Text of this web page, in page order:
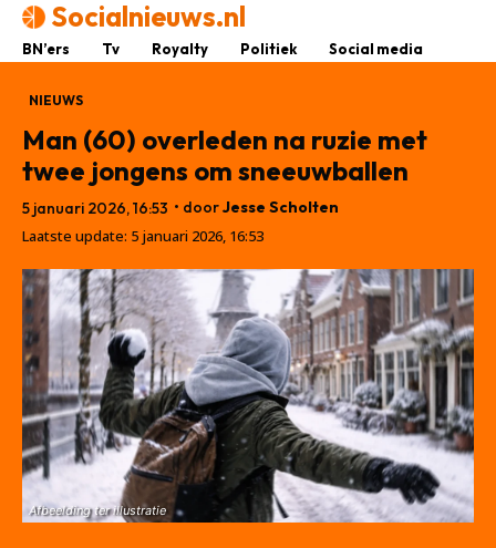
Socialnieuws.nl
BN’ers Tv Royalty Politiek Social media
NIEUWS
Man (60) overleden na ruzie met
twee jongens om sneeuwballen
5 januari 2026, 16:53 • doorJesse Scholten
Laatste update: 5 januari 2026, 16:53
Afbeelding ter illustratie